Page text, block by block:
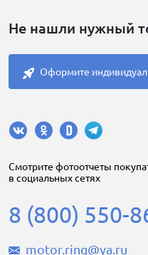
Не нашли нужный
Оформите
Cмотрите фотоотчеты
в социальных сетях
8 (800) 550-
motor.ring@ya.ru